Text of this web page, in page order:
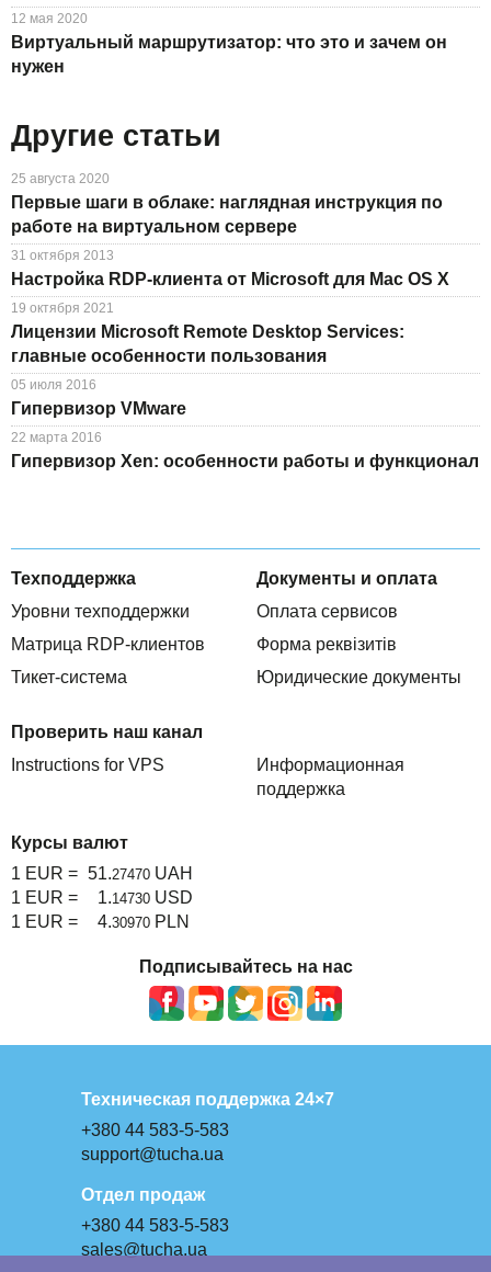
12 мая 2020
Виртуальный маршрутизатор: что это и зачем он
нужен
Другие статьи
25 августа 2020
Первые шаги в облаке: наглядная инструкция по
работе на виртуальном сервере
31 октября 2013
Настройка RDP-клиента от Microsoft для Mac OS X
19 октября 2021
Лицензии Microsoft Remote Desktop Services:
главные особенности пользования
05 июля 2016
Гипервизор VMware
22 марта 2016
Гипервизор Xen: особенности работы и функционал
Техподдержка
Уровни техподдержки
Матрица RDP-клиентов
Тикет-система
Документы и оплата
Оплата сервисов
Форма реквізитів
Юридические документы
Проверить наш канал
Instructions for VPS
Информационная
поддержка
Курсы валют
1 EUR = 51.27470 UAH
1 EUR =
1.14730 USD
1 EUR =
4.30970 PLN
Подписывайтесь на нас
Техническая поддержка 24×7
+380 44 583-5-583
support@tucha.ua
Отдел продаж
+380 44 583-5-583
sales@tucha.ua